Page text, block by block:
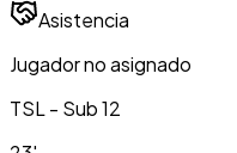
Asistencia
Jugador no asignado
TSL - Sub 12